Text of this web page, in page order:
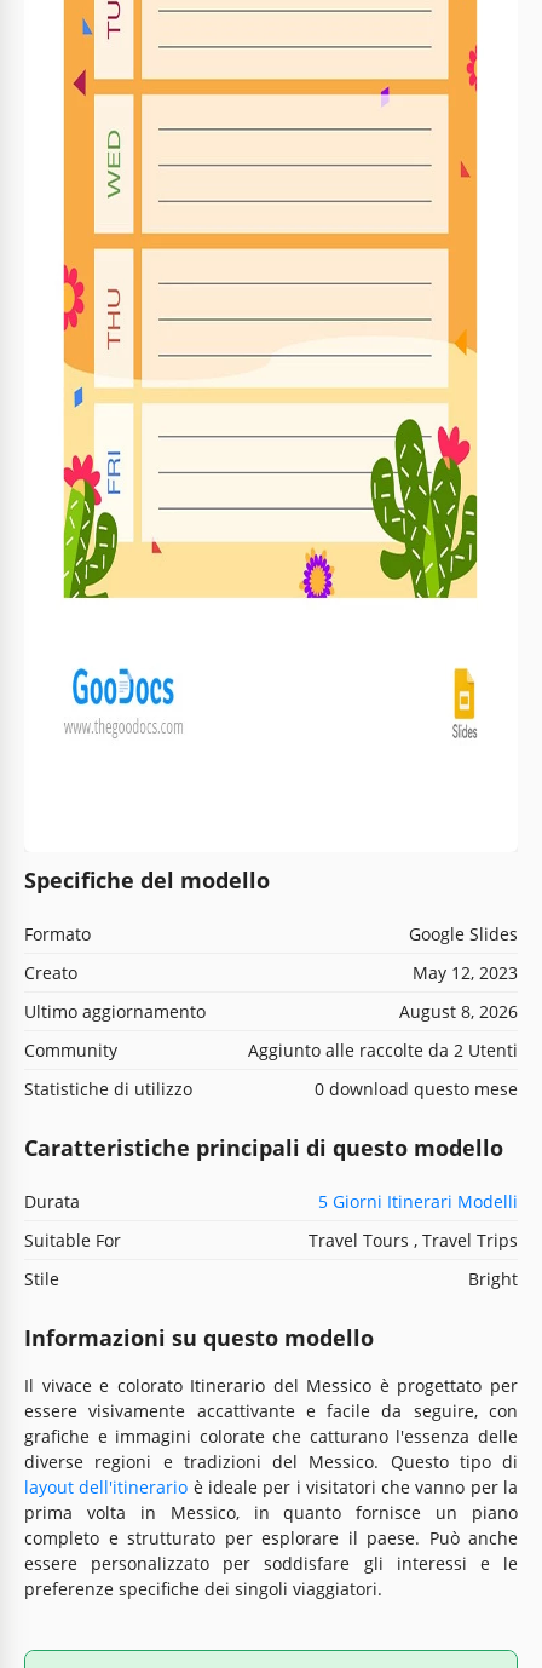
Specifiche del modello
Formato
Google Slides
Creato
May 12, 2023
Ultimo aggiornamento
August 8, 2026
Community
Aggiunto alle raccolte da 2 Utenti
Statistiche di utilizzo
0 download questo mese
Caratteristiche principali di questo modello
Durata
5 Giorni Itinerari Modelli
Suitable For
Travel Tours , Travel Trips
Stile
Bright
Informazioni su questo modello
Il vivace e colorato Itinerario del Messico è progettato per
essere visivamente accattivante e facile da seguire, con
grafiche e immagini colorate che catturano l'essenza delle
diverse regioni e tradizioni del Messico. Questo tipo di
layout dell'itinerario è ideale per i visitatori che vanno per la
prima volta in Messico, in quanto fornisce un piano
completo e strutturato per esplorare il paese. Può anche
essere personalizzato per soddisfare gli interessi e le
preferenze specifiche dei singoli viaggiatori.